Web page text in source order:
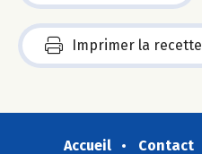
Imprimer la recette
Accueil Contact